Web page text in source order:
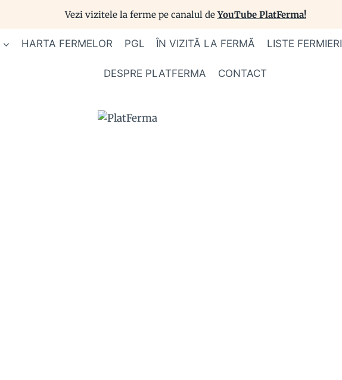
Vezi vizitele la ferme pe canalul deYouTube PlatFerma!
HARTA FERMELOR PGL ÎN VIZITĂ LA FERMĂ LISTE FERMIERI
DESPRE PLATFERMA CONTACT